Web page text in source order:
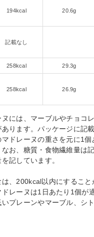
194kcal 20.6g
記載なし
258kcal 29.3g
258kcal 26.9g
には、マーブルやチョコ
ります。パッケージに記
マドレーヌの重さを元に1
お、糖質・食物繊維量は
記しています。
、200kcal以内にすること
レーヌは1日あたり1個が
プレーンやマーブル、シ